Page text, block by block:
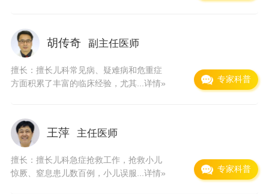
胡传奇 副主任医师
擅长：擅长儿科常见病、疑难病和危重症
方面积累了丰富的临床经验，尤其... 详情» 专家科普
王萍 主任医师
擅长：擅长儿科急症抢救工作，抢救小儿
惊厥、窒息患儿数百例，小儿误服... 详情» 专家科普